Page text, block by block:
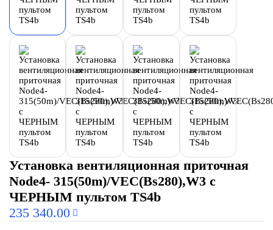
Установка вентиляционная приточная
Node4- 315(50m)/VEC(Bs280),W3 с
ЧЕРНЫМ пультом TS4b
235 340.00